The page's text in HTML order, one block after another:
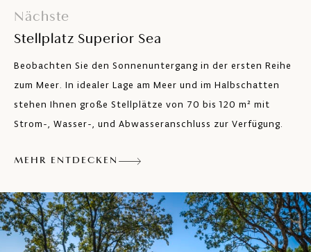
Nächste
Stellplatz Superior Sea
Beobachten Sie den Sonnenuntergang in der ersten Reihe
zum Meer. In idealer Lage am Meer und im Halbschatten
stehen Ihnen große Stellplätze von 70 bis 120 m² mit
Strom-, Wasser-, und Abwasseranschluss zur Verfügung.
MEHR ENTDECKEN